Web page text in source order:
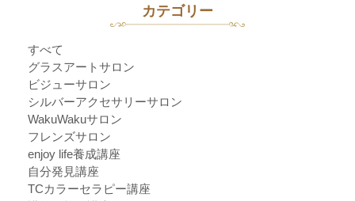
カテゴリー
すべて
グラスアートサロン
ビジューサロン
シルバーアクセサリーサロン
WakuWakuサロン
フレンズサロン
enjoy life養成講座
自分発見講座
TCカラーセラピー講座